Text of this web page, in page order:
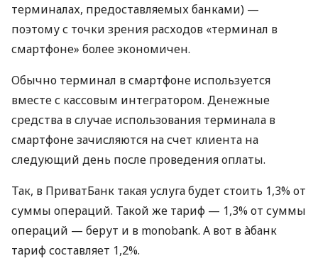
терминалах, предоставляемых банками) —
поэтому с точки зрения расходов «терминал в
смартфоне» более экономичен.
Обычно терминал в смартфоне используется
вместе с кассовым интегратором. Денежные
средства в случае использования терминала в
смартфоне зачисляются на счет клиента на
следующий день после проведения оплаты.
Так, в ПриватБанк такая услуга будет стоить 1,3% от
суммы операций. Такой же тариф — 1,3% от суммы
операций — берут и в monobank. А вот в àбанк
тариф составляет 1,2%.